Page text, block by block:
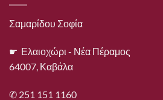
Σαμαρίδου Σοφία
☛ Ελαιοχώρι - Νέα Πέραμος
64007, Καβάλα
✆ 251 151 1160